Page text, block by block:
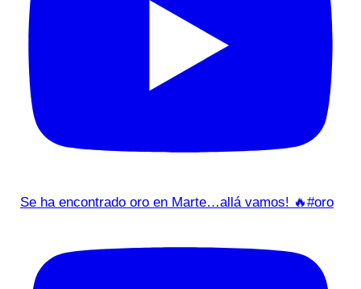
Se ha encontrado oro en Marte…allá vamos! 🔥#oro